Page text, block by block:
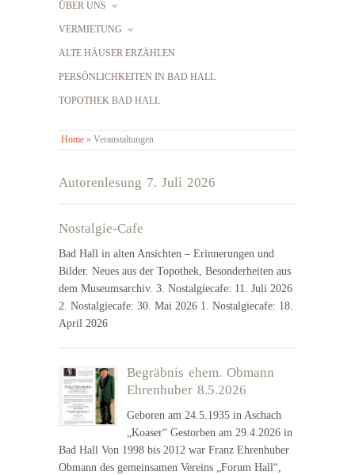
ÜBER UNS
VERMIETUNG
ALTE HÄUSER ERZÄHLEN
PERSÖNLICHKEITEN IN BAD HALL
TOPOTHEK BAD HALL
Home » Veranstaltungen
Autorenlesung 7. Juli 2026
Nostalgie-Cafe
Bad Hall in alten Ansichten – Erinnerungen und
Bilder. Neues aus der Topothek, Besonderheiten aus
dem Museumsarchiv. 3. Nostalgiecafe: 11. Juli 2026
2. Nostalgiecafe: 30. Mai 2026 1. Nostalgiecafe: 18.
April 2026
Begräbnis ehem. Obmann
Ehrenhuber 8.5.2026
Geboren am 24.5.1935 in Aschach
„Koaser“ Gestorben am 29.4.2026 in
Bad Hall Von 1998 bis 2012 war Franz Ehrenhuber
Obmann des gemeinsamen Vereins „Forum Hall“,